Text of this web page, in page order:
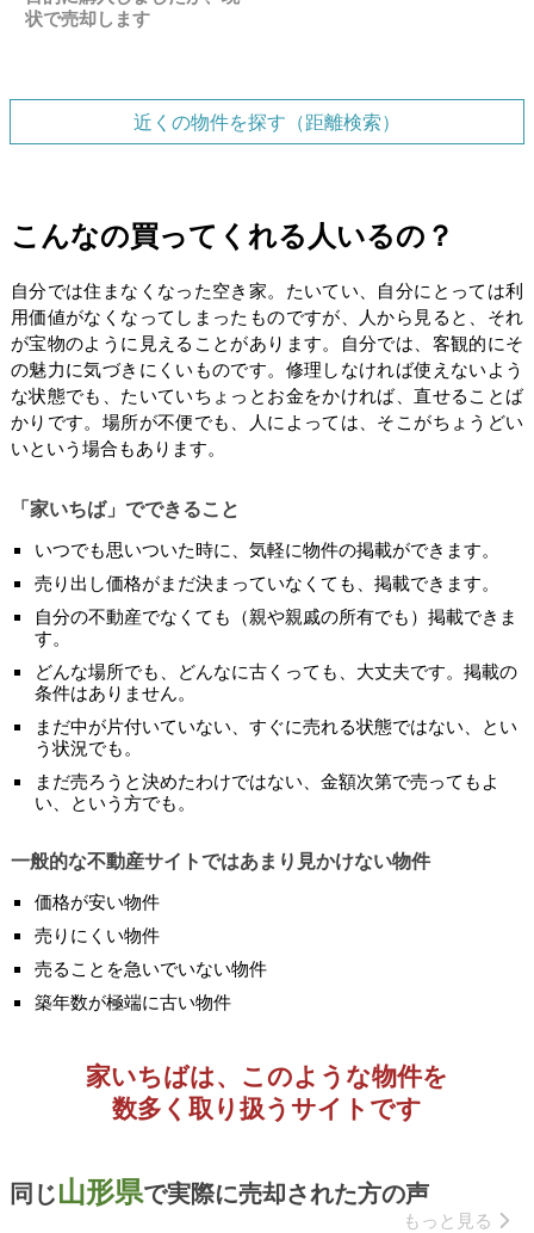
状で売却します
近くの物件を探す（距離検索）
こんなの買ってくれる人いるの？
自分では住まなくなった空き家。たいてい、自分にとっては利
用価値がなくなってしまったものですが、人から見ると、それ
が宝物のように見えることがあります。自分では、客観的にそ
の魅力に気づきにくいものです。修理しなければ使えないよう
な状態でも、たいていちょっとお金をかければ、直せることば
かりです。場所が不便でも、人によっては、そこがちょうどい
いという場合もあります。
「家いちば」でできること
いつでも思いついた時に、気軽に物件の掲載ができます。
売り出し価格がまだ決まっていなくても、掲載できます。
自分の不動産でなくても（親や親戚の所有でも）掲載できま
す。
どんな場所でも、どんなに古くっても、大丈夫です。掲載の
条件はありません。
まだ中が片付いていない、すぐに売れる状態ではない、とい
う状況でも。
まだ売ろうと決めたわけではない、金額次第で売ってもよ
い、という方でも。
一般的な不動産サイトではあまり見かけない物件
価格が安い物件
売りにくい物件
売ることを急いでいない物件
築年数が極端に古い物件
家いちばは、このような物件を
数多く取り扱うサイトです
同じ山形県で実際に売却された方の声
もっと見る